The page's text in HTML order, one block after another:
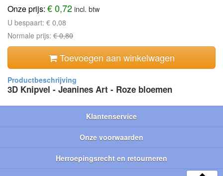
Onze prijs: € 0,72incl. btw
U bespaart: € 0,08
Normale prijs: € 0,80
Toevoegen aan winkelwagen
3D Knipvel - Jeanines Art - Roze bloemen
Klantenservice
Onze voorwaarden
Herroepingsrecht en retourneren